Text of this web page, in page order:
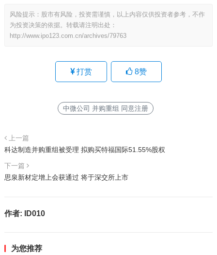
风险提示：股市有风险，投资需谨慎，以上内容仅供投资者参考，不作
为投资决策的依据。转载请注明出处：
http://www.ipo123.com.cn/archives/79763
打赏 8赞
中微公司 并购重组 同意注册
上一篇
科达制造并购重组被受理 拟购买特福国际51.55%股权
下一篇
思泉新材定增上会获通过 将于深交所上市
作者: ID010
为您推荐